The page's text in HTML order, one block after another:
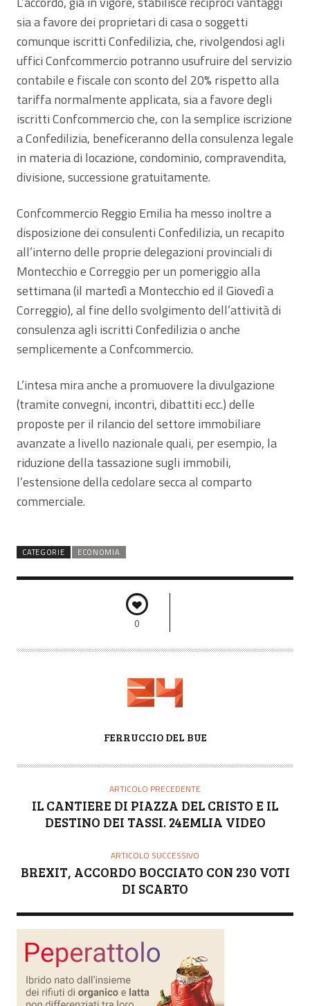
sia a favore dei proprietari di casa o soggetti
comunque iscritti Confedilizia, che, rivolgendosi agli
uffici Confcommercio potranno usufruire del servizio
contabile e fiscale con sconto del 20% rispetto alla
tariffa normalmente applicata, sia a favore degli
iscritti Confcommercio che, con la semplice iscrizione
a Confedilizia, beneficeranno della consulenza legale
in materia di locazione, condominio, compravendita,
divisione, successione gratuitamente.
Confcommercio Reggio Emilia ha messo inoltre a
disposizione dei consulenti Confedilizia, un recapito
all’interno delle proprie delegazioni provinciali di
Montecchio e Correggio per un pomeriggio alla
settimana (il martedì a Montecchio ed il Giovedì a
Correggio), al fine dello svolgimento dell’attività di
consulenza agli iscritti Confedilizia o anche
semplicemente a Confcommercio.
L’intesa mira anche a promuovere la divulgazione
(tramite convegni, incontri, dibattiti ecc.) delle
proposte per il rilancio del settore immobiliare
avanzate a livello nazionale quali, per esempio, la
riduzione della tassazione sugli immobili,
l’estensione della cedolare secca al comparto
commerciale.
CATEGORIE ECONOMIA
0
T
FERRUCCIO DEL BUE
ARTICOLO PRECEDENTE
IL CANTIERE DI PIAZZA DEL CRISTO E IL
DESTINO DEI TASSI. 24EMLIA VIDEO
ARTICOLO SUCCESSIVO
BREXIT, ACCORDO BOCCIATO CON 230 VOTI
DI SCARTO